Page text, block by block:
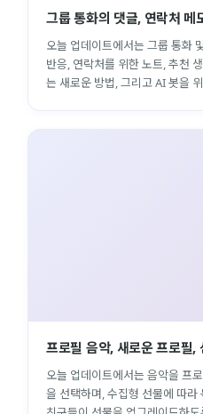
그룹 통화의 댓글, 연락처 메
오늘 업데이트에서는 그룹 통화
반응, 연락처를 위한 노트, 추천
는 새로운 방법, 그리고 AI 봇을
프로필 음악, 새로운 프로필,
오늘 업데이트에서는 음악을 프
을 선택하며, 수집형 선물에 따